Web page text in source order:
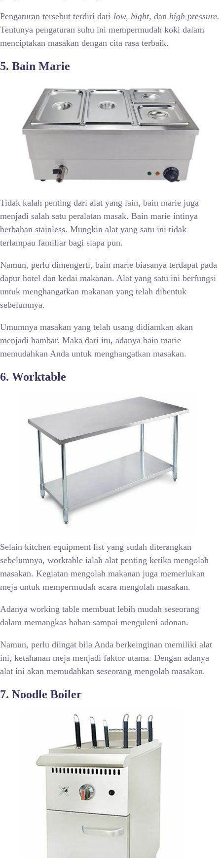
Pengaturan tersebut terdiri dari low, hight, dan high pressure.
Tentunya pengaturan suhu ini mempermudah koki dalam
menciptakan masakan dengan cita rasa terbaik.
5. Bain Marie
Tidak kalah penting dari alat yang lain, bain marie juga
menjadi salah satu peralatan masak. Bain marie intinya
berbahan stainless. Mungkin alat yang satu ini tidak
terlampau familiar bagi siapa pun.
Namun, perlu dimengerti, bain marie biasanya terdapat pada
dapur hotel dan kedai makanan. Alat yang satu ini berfungsi
untuk menghangatkan makanan yang telah dibentuk
sebelumnya.
Umumnya masakan yang telah usang didiamkan akan
menjadi hambar. Maka dari itu, adanya bain marie
memudahkan Anda untuk menghangatkan masakan.
6. Worktable
Selain kitchen equipment list yang sudah diterangkan
sebelumnya, worktable ialah alat penting ketika mengolah
masakan. Kegiatan mengolah makanan juga memerlukan
meja untuk mempermudah acara mengolah masakan.
Adanya working table membuat lebih mudah seseorang
dalam memangkas bahan sampai menguleni adonan.
Namun, perlu diingat bila Anda berkeinginan memiliki alat
ini, ketahanan meja menjadi faktor utama. Dengan adanya
alat ini akan memudahkan seseorang mengolah masakan.
7. Noodle Boiler